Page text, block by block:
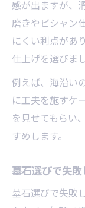
感が出ますが、
磨きやビシャン
にくい利点があ
仕上げを選びま
例えば、海沿い
に工夫を施すケ
を見せてもらい
すめします。
墓石選びで失
墓石選びで失敗